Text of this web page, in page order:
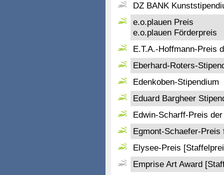
DZ BANK
e.o.plauen Preis
e.o.plauen Förderpreis
E.T.A.-Hoffmann-Preis
Eberhard-Roters-
Edenkoben-Stipendium
Eduard Bargheer
Edwin-Scharff-Preis
Egmont-Schaefer-Preis
Elysee-Preis
Emprise Art Award